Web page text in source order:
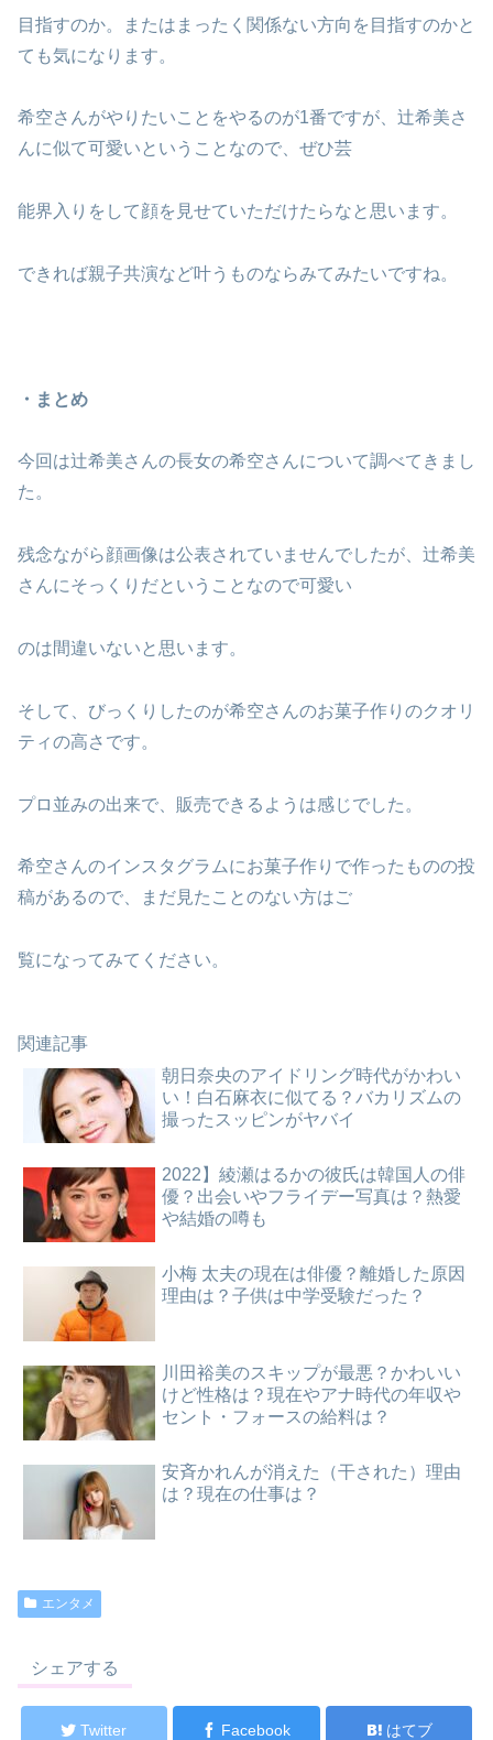
目指すのか。またはまったく関係ない方向を目指すのかと
ても気になります。
希空さんがやりたいことをやるのが1番ですが、辻希美さ
んに似て可愛いということなので、ぜひ芸
能界入りをして顔を見せていただけたらなと思います。
できれば親子共演など叶うものならみてみたいですね。
・まとめ
今回は辻希美さんの長女の希空さんについて調べてきまし
た。
残念ながら顔画像は公表されていませんでしたが、辻希美
さんにそっくりだということなので可愛い
のは間違いないと思います。
そして、びっくりしたのが希空さんのお菓子作りのクオリ
ティの高さです。
プロ並みの出来で、販売できるようは感じでした。
希空さんのインスタグラムにお菓子作りで作ったものの投
稿があるので、まだ見たことのない方はご
覧になってみてください。
関連記事
朝日奈央のアイドリング時代がかわい
い！白石麻衣に似てる？バカリズムの
撮ったスッピンがヤバイ
2022】綾瀬はるかの彼氏は韓国人の俳
優？出会いやフライデー写真は？熱愛
や結婚の噂も
小梅 太夫の現在は俳優？離婚した原因
理由は？子供は中学受験だった？
川田裕美のスキップが最悪？かわいい
けど性格は？現在やアナ時代の年収や
セント・フォースの給料は？
安斉かれんが消えた（干された）理由
は？現在の仕事は？
エンタメ
シェアする
Twitter Facebook はてブ